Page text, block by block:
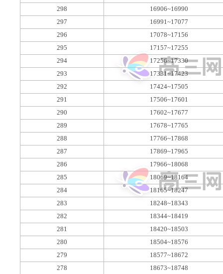
298
16906~16990
297
16991~17077
296
17078~17156
295
17157~17255
294
17256~17330
293
17331~17423
292
17424~17505
291
17506~17601
290
17602~17677
289
17678~17765
288
17766~17868
287
17869~17965
286
17966~18068
285
18069~18164
284
18165~18247
283
18248~18343
282
18344~18419
281
18420~18503
280
18504~18576
279
18577~18672
278
18673~18748